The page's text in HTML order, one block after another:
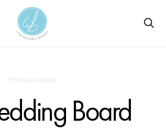
POSTS BY AUTHOR
Board